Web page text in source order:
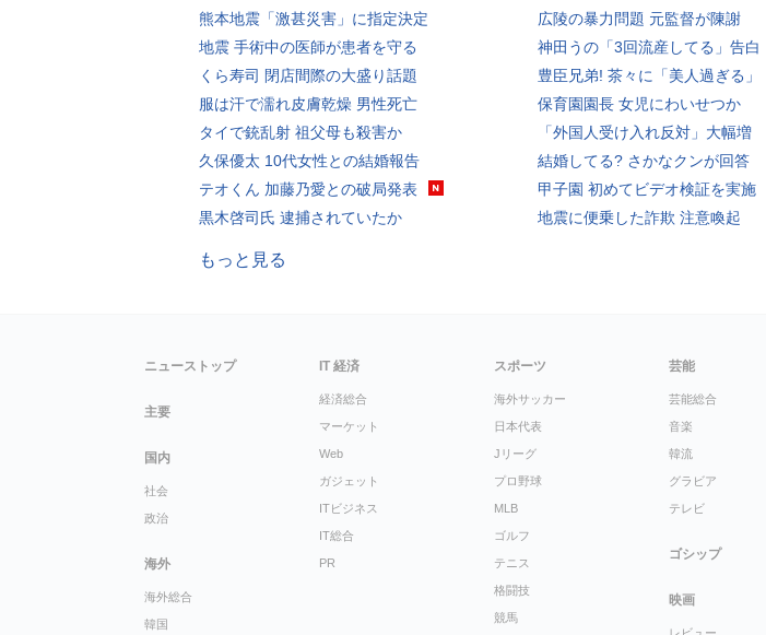
熊本地震「激甚災害」に指定決定
地震 手術中の医師が患者を守る
くら寿司 閉店間際の大盛り話題
服は汗で濡れ皮膚乾燥 男性死亡
タイで銃乱射 祖父母も殺害か
久保優太 10代女性との結婚報告
テオくん 加藤乃愛との破局発表
黒木啓司氏 逮捕されていたか
広陵の暴力問題 元監督が陳謝
神田うの「3回流産してる」告白
豊臣兄弟! 茶々に「美人過ぎる」
保育園園長 女児にわいせつか
「外国人受け入れ反対」大幅増
結婚してる? さかなクンが回答
甲子園 初めてビデオ検証を実施
地震に便乗した詐欺 注意喚起
もっと見る
ニューストップ
主要
国内
社会
政治
海外
海外総合
韓国
IT 経済
経済総合
マーケット
Web
ガジェット
ITビジネス
IT総合
PR
スポーツ
海外サッカー
日本代表
Jリーグ
プロ野球
MLB
ゴルフ
テニス
格闘技
競馬
芸能
芸能総合
音楽
韓流
グラビア
テレビ
ゴシップ
映画